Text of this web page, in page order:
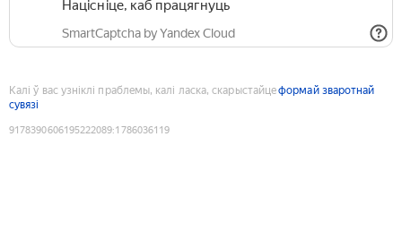
Націсніце, каб працягнуць
SmartCaptcha by Yandex Cloud
Калі ў вас узніклі праблемы, калі ласка, скарыстайцеформай зваротнай
сувязі
9178390606195222089:1786036119